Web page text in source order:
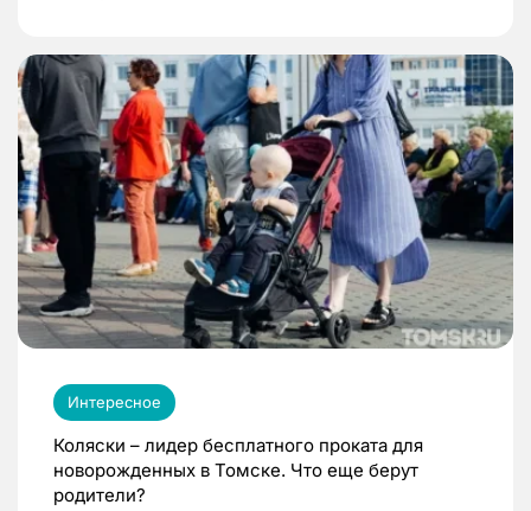
Интересное
Коляски – лидер бесплатного проката для
новорожденных в Томске. Что еще берут
родители?